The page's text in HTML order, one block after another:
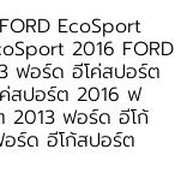
EcoSport
2016 FORD
ฟอร์ด อีโค่สปอร์ต
สปอร์ต 2016 ฟ
2013 ฟอร์ด อีโก้
ร์ด อีโก้สปอร์ต